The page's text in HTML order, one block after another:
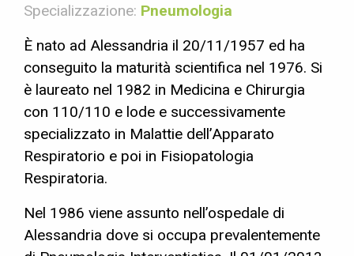
Specializzazione: Pneumologia
È nato ad Alessandria il 20/11/1957 ed ha
conseguito la maturità scientifica nel 1976. Si
è laureato nel 1982 in Medicina e Chirurgia
con 110/110 e lode e successivamente
specializzato in Malattie dell’Apparato
Respiratorio e poi in Fisiopatologia
Respiratoria.
Nel 1986 viene assunto nell’ospedale di
Alessandria dove si occupa prevalentemente